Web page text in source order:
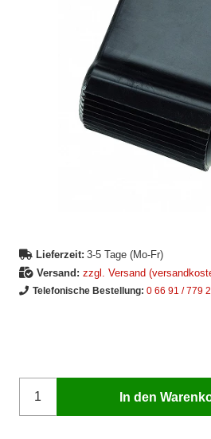
Lieferzeit: 3-5 Tage (Mo-Fr)
Versand: zzgl. Versand
Telefonische Bestellung: 0 66 91 / 779
In den